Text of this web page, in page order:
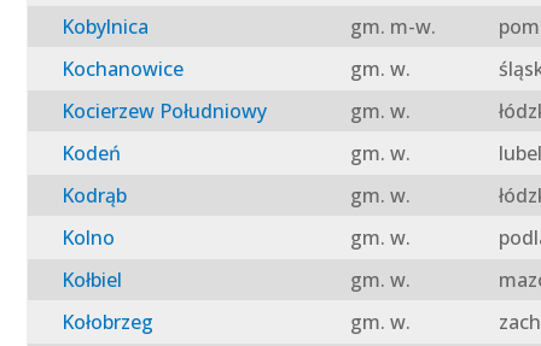
Kobylnica
gm. m-w.
Kochanowice
gm. w.
Kocierzew Południowy
gm. w.
Kodeń
gm. w.
Kodrąb
gm. w.
Kolno
gm. w.
Kołbiel
gm. w.
Kołobrzeg
gm. w.